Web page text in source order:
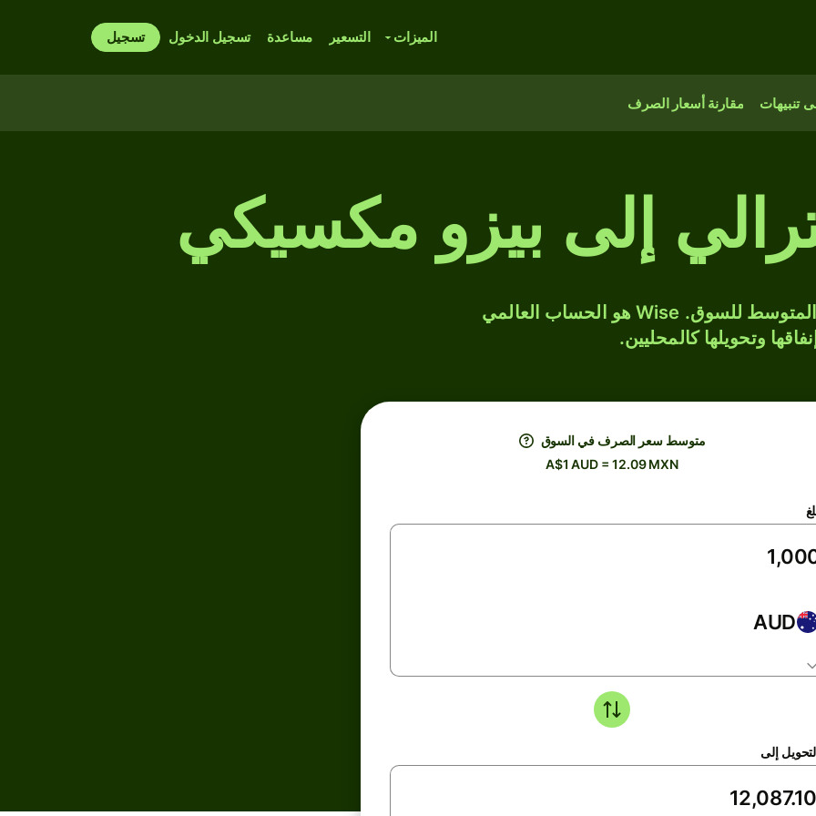
الميزات التسعير مساعدة تسجيل الدخول تسجيل
تنبيهات مقارنة أسعار الصرف
إلى بيزو مكسيكي
حوّل AUD إلى MXN بسعر الصرف المتوسط للسوق. Wise هو الحساب العالمي
وتحويلها كالمحليين.
متوسط ​​سعر الصرف في السوق
A$1 AUD = 12.09 MXN
AUD
إلى